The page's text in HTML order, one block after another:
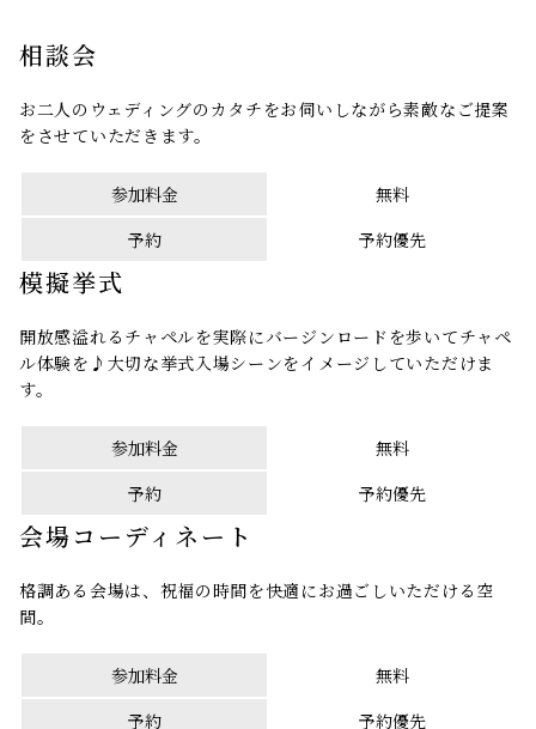
相談会
お二人のウェディングのカタチをお伺いしながら素敵なご提案
をさせていただきます。
参加料金
無料
予約
予約優先
模擬挙式
開放感溢れるチャペルを実際にバージンロードを歩いてチャペ
ル体験を♪大切な挙式入場シーンをイメージしていただけま
す。
参加料金
無料
予約
予約優先
会場コーディネート
格調ある会場は、祝福の時間を快適にお過ごしいただける空
間。
参加料金
無料
予約
予約優先